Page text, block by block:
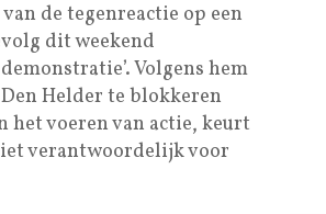
de tegenreactie op een
dit weekend
Volgens hem
Helder te blokkeren
het voeren van actie, keurt
verantwoordelijk voor